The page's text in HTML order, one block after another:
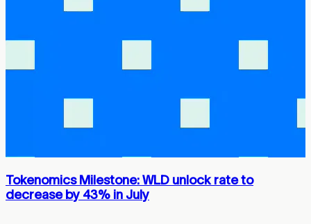
Tokenomics Milestone: WLD unlock rate to
decrease by 43% in July